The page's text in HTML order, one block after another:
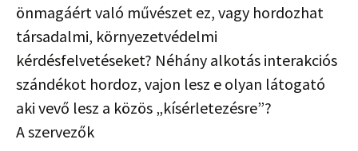
önmagáért való művészet ez, vagy hordozhat
társadalmi, környezetvédelmi
kérdésfelvetéseket? Néhány alkotás interakciós
szándékot hordoz, vajon lesz e olyan látogató
aki vevő lesz a közös „kísérletezésre”?
A szervezők